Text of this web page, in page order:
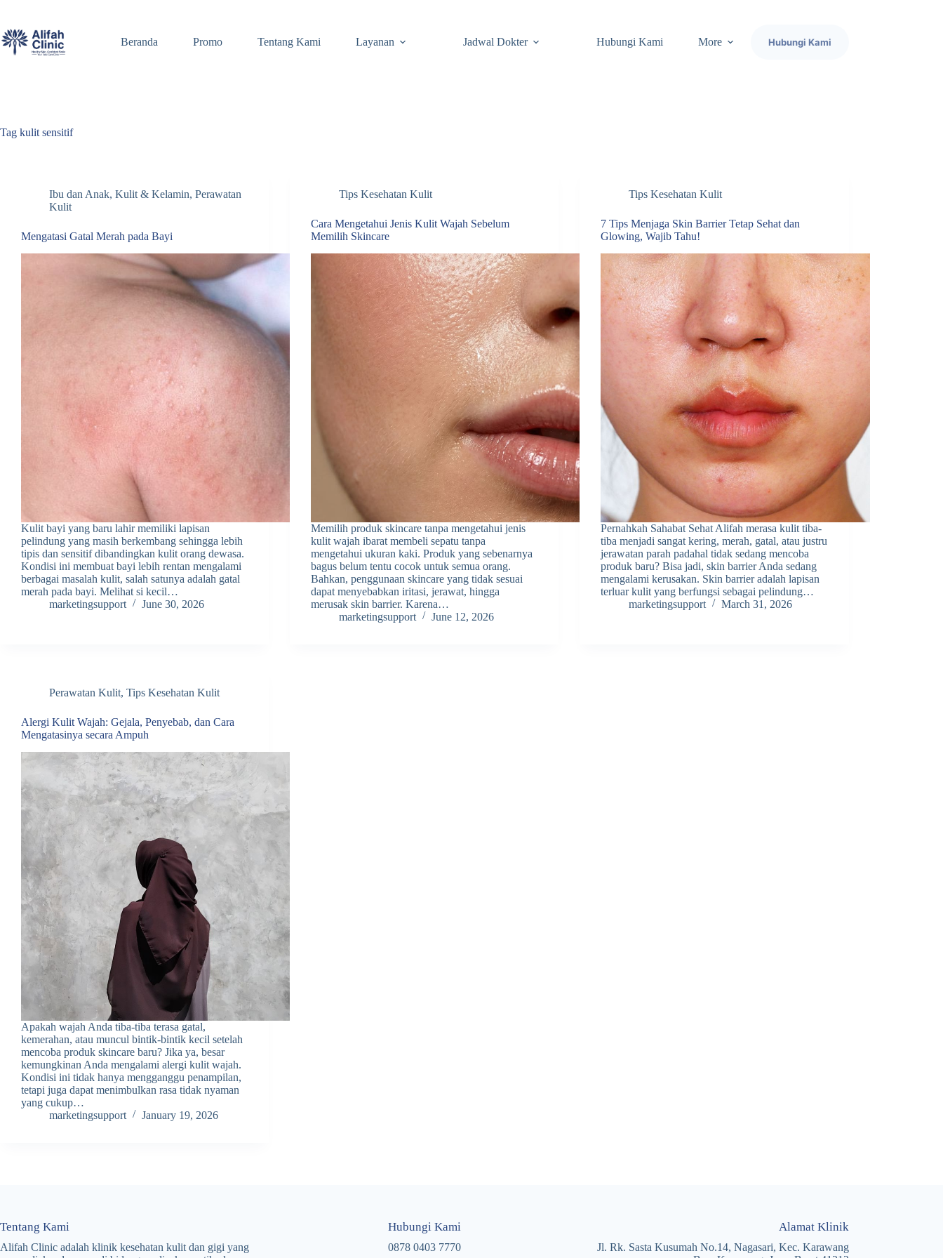
content
Beranda
Promo Tentang Kami Layanan Jadwal Dokter Hubungi Kami More Hubungi Kami
Tag kulit sensitif
Ibu dan Anak, Kulit & Kelamin, Perawatan
Kulit
Mengatasi Gatal Merah pada Bayi
Kulit bayi yang baru lahir memiliki lapisan
pelindung yang masih berkembang sehingga lebih
tipis dan sensitif dibandingkan kulit orang dewasa.
Kondisi ini membuat bayi lebih rentan mengalami
berbagai masalah kulit, salah satunya adalah gatal
merah pada bayi. Melihat si kecil…
marketingsupport
June 30, 2026
Tips Kesehatan Kulit
Cara Mengetahui Jenis Kulit Wajah Sebelum
Memilih Skincare
Memilih produk skincare tanpa mengetahui jenis
kulit wajah ibarat membeli sepatu tanpa
mengetahui ukuran kaki. Produk yang sebenarnya
bagus belum tentu cocok untuk semua orang.
Bahkan, penggunaan skincare yang tidak sesuai
dapat menyebabkan iritasi, jerawat, hingga
merusak skin barrier. Karena…
marketingsupport
June 12, 2026
Tips Kesehatan Kulit
7 Tips Menjaga Skin Barrier Tetap Sehat dan
Glowing, Wajib Tahu!
Pernahkah Sahabat Sehat Alifah merasa kulit tiba-
tiba menjadi sangat kering, merah, gatal, atau justru
jerawatan parah padahal tidak sedang mencoba
produk baru? Bisa jadi, skin barrier Anda sedang
mengalami kerusakan. Skin barrier adalah lapisan
terluar kulit yang berfungsi sebagai pelindung…
marketingsupport
March 31, 2026
Perawatan Kulit, Tips Kesehatan Kulit
Alergi Kulit Wajah: Gejala, Penyebab, dan Cara
Mengatasinya secara Ampuh
Apakah wajah Anda tiba-tiba terasa gatal,
kemerahan, atau muncul bintik-bintik kecil setelah
mencoba produk skincare baru? Jika ya, besar
kemungkinan Anda mengalami alergi kulit wajah.
Kondisi ini tidak hanya mengganggu penampilan,
tetapi juga dapat menimbulkan rasa tidak nyaman
yang cukup…
marketingsupport
January 19, 2026
Tentang Kami
Alifah Clinic adalah klinik kesehatan kulit dan gigi yang
Hubungi Kami
0878 0403 7770
Alamat Klinik
Jl. Rk. Sasta Kusumah No.14, Nagasari, Kec. Karawang